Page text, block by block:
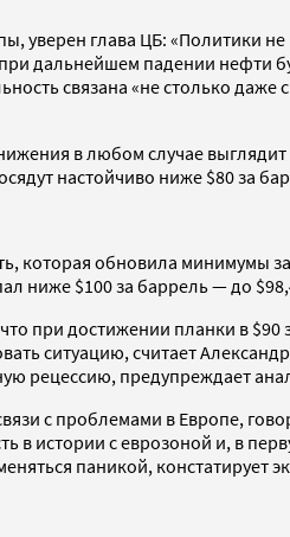
глава ЦБ: «Политики
дальнейшем падении нефти
связана «не столько
в любом случае
настойчиво ниже $80 за
которая обновила минимумы
ниже $100 за баррель — до
при достижении планки в
ситуацию, считает
рецессию, предупреждает
с проблемами в Европе,
в истории с еврозоной и, в
паникой, констатирует